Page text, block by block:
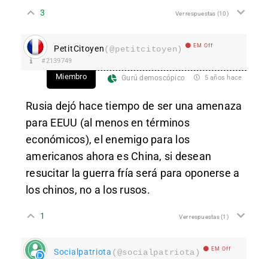
3 Ver respuestas (10)
PetitCitoyen(@petitcitoyen) EM Off
#2139749
Miembro Gurú demoscópico 5 años hace
Rusia dejó hace tiempo de ser una amenaza
para EEUU (al menos en términos
económicos), el enemigo para los
americanos ahora es China, si desean
resucitar la guerra fría será para oponerse a
los chinos, no a los rusos.
1 Ver respuestas(1)
Socialpatriota (@socialpatriota) EM Off